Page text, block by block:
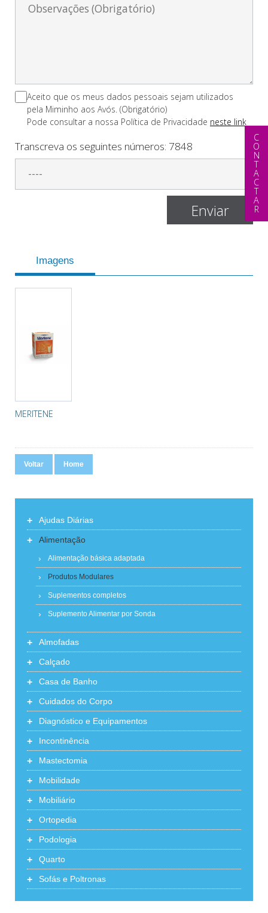
Aceito que os meus dados pessoais sejam utilizados
pela Miminho aos Avós. (Obrigatório)
Pode consultar a nossa Polí­tica de Privacidade neste link
Transcreva os seguintes números: 7848
Imagens
MERITENE
Voltar Home
+ Ajudas Diárias
+ Alimentação
Alimentação básica adaptada
Produtos Modulares
Suplementos completos
Suplemento Alimentar por Sonda
+ Almofadas
+ Calçado
+ Casa de Banho
+ Cuidados do Corpo
+ Diagnóstico e Equipamentos
+ Incontinência
+ Mastectomia
+ Mobilidade
+ Mobiliário
+ Ortopedia
+ Podologia
+ Quarto
+ Sofás e Poltronas
CONTACTAR